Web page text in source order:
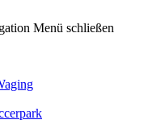
Menü schließen